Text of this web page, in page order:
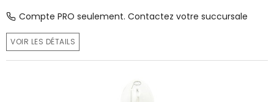
Compte PRO seulement. Contactez votre succursale
VOIR LES DÉTAILS